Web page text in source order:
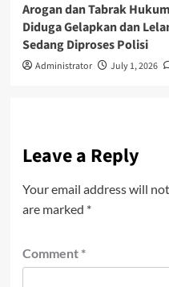
Arogan dan Tabrak
Diduga Gelapkan dan
Sedang Diproses Polisi
Administrator July 1, 2026
Leave a Reply
Your email address will
are marked *
Comment *